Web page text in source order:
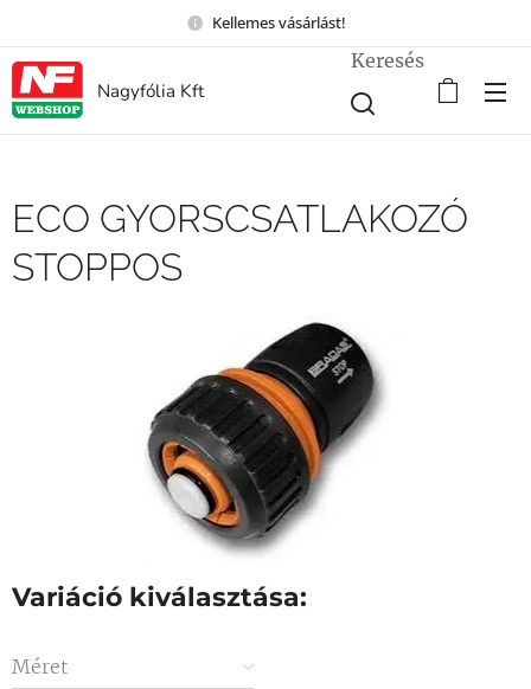
Kellemes vásárlást!
Nagyfólia Kft
Keresés
ECO GYORSCSATLAKOZÓ
STOPPOS
Variáció kiválasztása:
Méret